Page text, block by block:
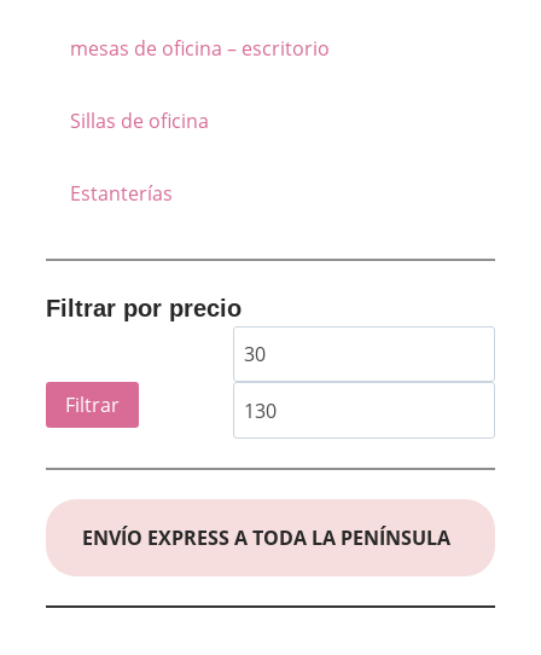
mesas de oficina – escritorio
Sillas de oficina
Estanterías
Filtrar por precio
Precio
mínimo
Filtrar
ENVÍO EXPRESS A TODA LA PENÍNSULA